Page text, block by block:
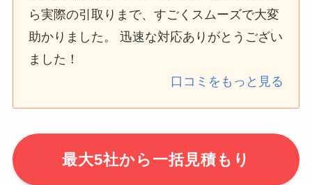
ら実際の引取りまで、すごくスムーズで大変
助かりました。 迅速な対応ありがとうござい
ました！
口コミをもっと見る
最大5社から一括見積もり